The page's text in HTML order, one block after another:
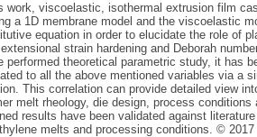
work, viscoelastic, isothermal extrusion film
a 1D membrane model and the viscoelastic
equation in order to elucidate the role of
strain hardening and Deborah
performed theoretical parametric study, it has
to all the above mentioned variables via a
This correlation can provide detailed view
melt rheology, die design, process conditions
results have been validated against
melts and processing conditions. ©